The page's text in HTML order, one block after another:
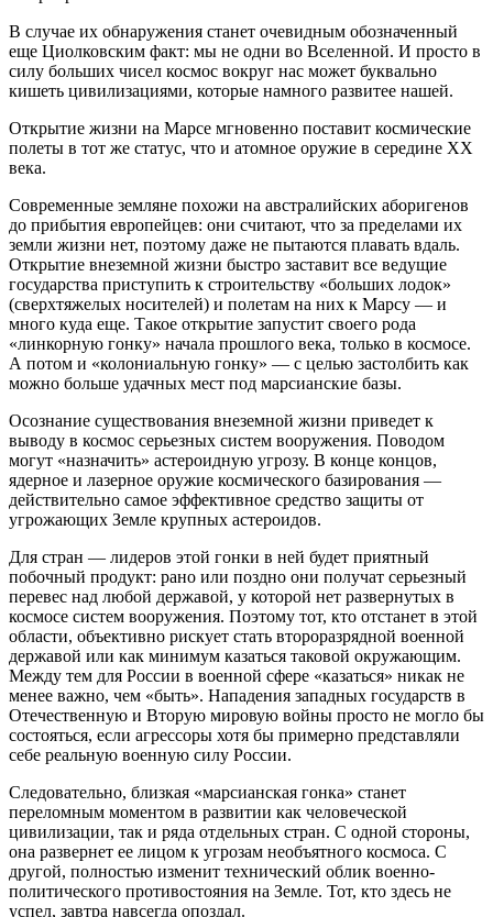
В случае их обнаружения станет очевидным обозначенный
еще Циолковским факт: мы не одни во Вселенной. И просто в
силу больших чисел космос вокруг нас может буквально
кишеть цивилизациями, которые намного развитее нашей.
Открытие жизни на Марсе мгновенно поставит космические
полеты в тот же статус, что и атомное оружие в середине XX
века.
Современные земляне похожи на австралийских аборигенов
до прибытия европейцев: они считают, что за пределами их
земли жизни нет, поэтому даже не пытаются плавать вдаль.
Открытие внеземной жизни быстро заставит все ведущие
государства приступить к строительству «больших лодок»
(сверхтяжелых носителей) и полетам на них к Марсу — и
много куда еще. Такое открытие запустит своего рода
«линкорную гонку» начала прошлого века, только в космосе.
А потом и «колониальную гонку» — с целью застолбить как
можно больше удачных мест под марсианские базы.
Осознание существования внеземной жизни приведет к
выводу в космос серьезных систем вооружения. Поводом
могут «назначить» астероидную угрозу. В конце концов,
ядерное и лазерное оружие космического базирования —
действительно самое эффективное средство защиты от
угрожающих Земле крупных астероидов.
Для стран — лидеров этой гонки в ней будет приятный
побочный продукт: рано или поздно они получат серьезный
перевес над любой державой, у которой нет развернутых в
космосе систем вооружения. Поэтому тот, кто отстанет в этой
области, объективно рискует стать второразрядной военной
державой или как минимум казаться таковой окружающим.
Между тем для России в военной сфере «казаться» никак не
менее важно, чем «быть». Нападения западных государств в
Отечественную и Вторую мировую войны просто не могло бы
состояться, если агрессоры хотя бы примерно представляли
себе реальную военную силу России.
Следовательно, близкая «марсианская гонка» станет
переломным моментом в развитии как человеческой
цивилизации, так и ряда отдельных стран. С одной стороны,
она развернет ее лицом к угрозам необъятного космоса. С
другой, полностью изменит технический облик военно-
политического противостояния на Земле. Тот, кто здесь не
успел, завтра навсегда опоздал.